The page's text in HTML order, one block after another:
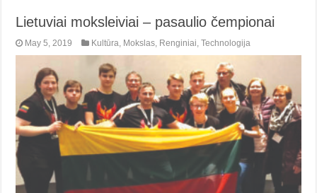
Lietuviai moksleiviai – pasaulio čempionai
May 5, 2019 Kultūra Mokslas Renginiai ,Technologija